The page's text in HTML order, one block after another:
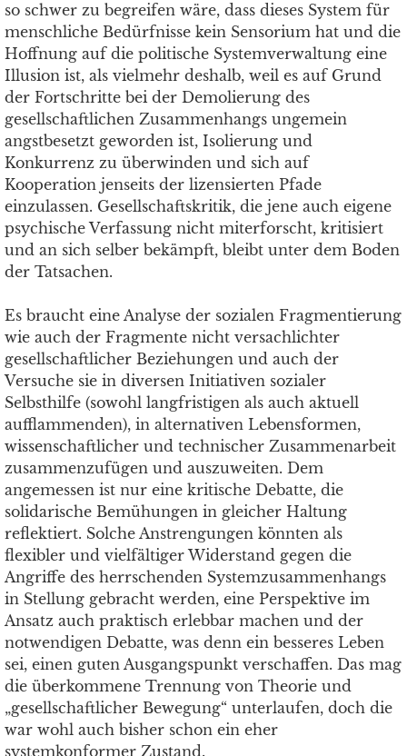
so schwer zu begreifen wäre, dass dieses System für
menschliche Bedürfnisse kein Sensorium hat und die
Hoffnung auf die politische Systemverwaltung eine
Illusion ist, als vielmehr deshalb, weil es auf Grund
der Fortschritte bei der Demolierung des
gesellschaftlichen Zusammenhangs ungemein
angstbesetzt geworden ist, Isolierung und
Konkurrenz zu überwinden und sich auf
Kooperation jenseits der lizensierten Pfade
einzulassen. Gesellschaftskritik, die jene auch eigene
psychische Verfassung nicht miterforscht, kritisiert
und an sich selber bekämpft, bleibt unter dem Boden
der Tatsachen.
Es braucht eine Analyse der sozialen Fragmentierung
wie auch der Fragmente nicht versachlichter
gesellschaftlicher Beziehungen und auch der
Versuche sie in diversen Initiativen sozialer
Selbsthilfe (sowohl langfristigen als auch aktuell
aufflammenden), in alternativen Lebensformen,
wissenschaftlicher und technischer Zusammenarbeit
zusammenzufügen und auszuweiten. Dem
angemessen ist nur eine kritische Debatte, die
solidarische Bemühungen in gleicher Haltung
reflektiert. Solche Anstrengungen könnten als
flexibler und vielfältiger Widerstand gegen die
Angriffe des herrschenden Systemzusammenhangs
in Stellung gebracht werden, eine Perspektive im
Ansatz auch praktisch erlebbar machen und der
notwendigen Debatte, was denn ein besseres Leben
sei, einen guten Ausgangspunkt verschaffen. Das mag
die überkommene Trennung von Theorie und
„gesellschaftlicher Bewegung“ unterlaufen, doch die
war wohl auch bisher schon ein eher
systemkonformer Zustand.